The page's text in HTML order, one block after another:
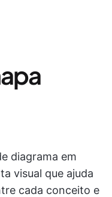
diagrama em
visual que ajuda
cada conceito e